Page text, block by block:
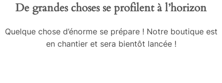
De grandes choses se profilent à l’horizon
Quelque chose d’énorme se prépare ! Notre boutique est
en chantier et sera bientôt lancée !